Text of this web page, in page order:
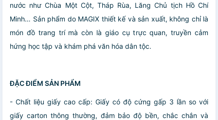
nước như Chùa Một Cột, Tháp Rùa, Lăng Chủ tịch Hồ Chí
Minh… Sản phẩm do MAGIX thiết kế và sản xuất, không chỉ là
món đồ trang trí mà còn là giáo cụ trực quan, truyền cảm
hứng học tập và khám phá văn hóa dân tộc.
ĐẶC ĐIỂM SẢN PHẨM
- Chất liệu giấy cao cấp: Giấy có độ cứng gấp 3 lần so với
giấy carton thông thường, đảm bảo độ bền, chắc chắn và